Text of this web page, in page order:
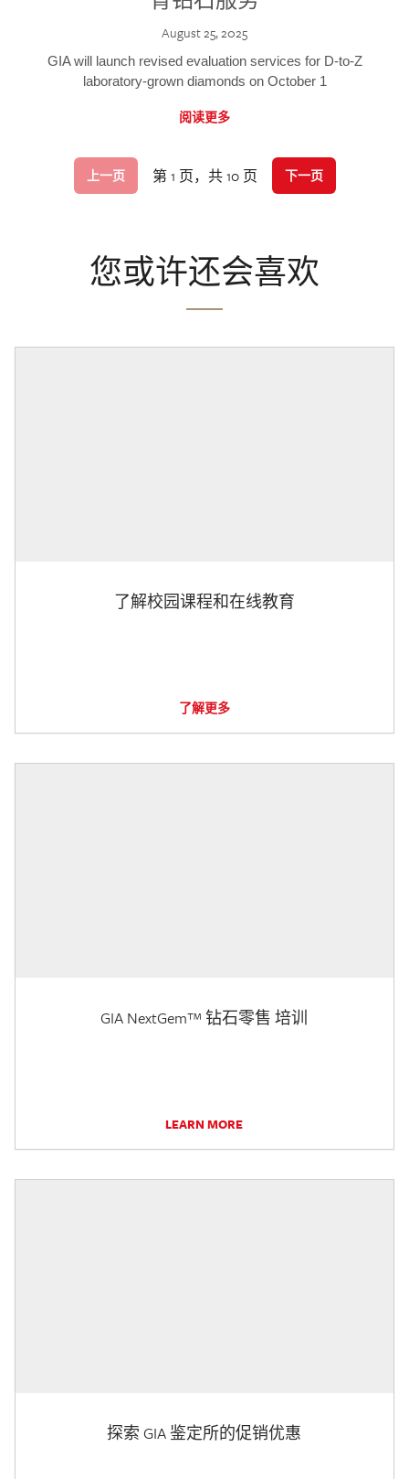
August 25, 2025
GIA will launch revised evaluation services for D-to-Z
laboratory-grown diamonds on October 1
阅读更多
上一页 第 1 页，共 10 页 下一页
您或许还会喜欢
了解校园课程和在线教育
了解更多
GIA NextGem™ 钻石零售 培训
LEARN MORE
探索 GIA 鉴定所的促销优惠